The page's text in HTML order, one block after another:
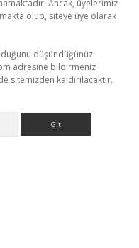
Ancak, üyelerimiz
olup, siteye üye olarak
düşündüğünüz
adresine bildirmeniz
sitemizden kaldırılacaktır.